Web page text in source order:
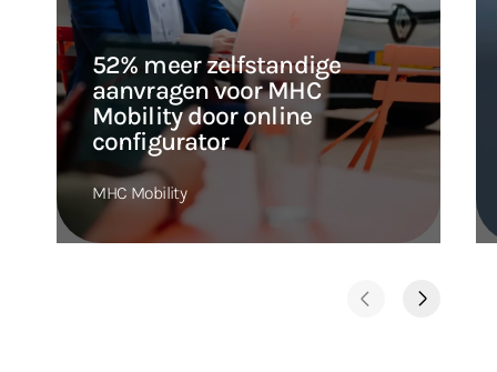
52% meer zelfstandige
aanvragen voor MHC
Mobility door online
configurator
MHC Mobility